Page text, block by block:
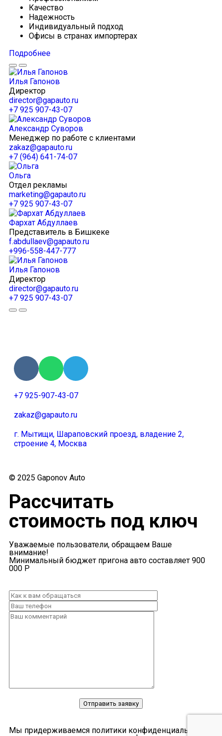
Качество
Надежность
Индивидуальный подход
Офисы в странах импортерах
Подробнее
Илья Гапонов
Директор
director@gapauto.ru
+7 925 907-43-07
Александр Суворов
Менеджер по работе с клиентами
zakaz@gapauto.ru
+7 (964) 641-74-07
Ольга
Отдел рекламы
marketing@gapauto.ru
+7 925 907-43-07
Фархат Абдуллаев
Представитель в Бишкеке
f.abdullaev@gapauto.ru
+996-558-447-777
Илья Гапонов
Директор
director@gapauto.ru
+7 925 907-43-07
+7 925-907-43-07
zakaz@gapauto.ru
г. Мытищи, Шараповский проезд, владение 2,
строение 4, Москва
© 2025 Gaponov Auto
Рассчитать
стоимость под ключ
Уважаемые пользователи, обращаем Ваше
внимание!
Минимальный бюджет пригона авто составляет 900
000 Р
Отправить заявку
Мы придерживаемся политики конфиденциальности